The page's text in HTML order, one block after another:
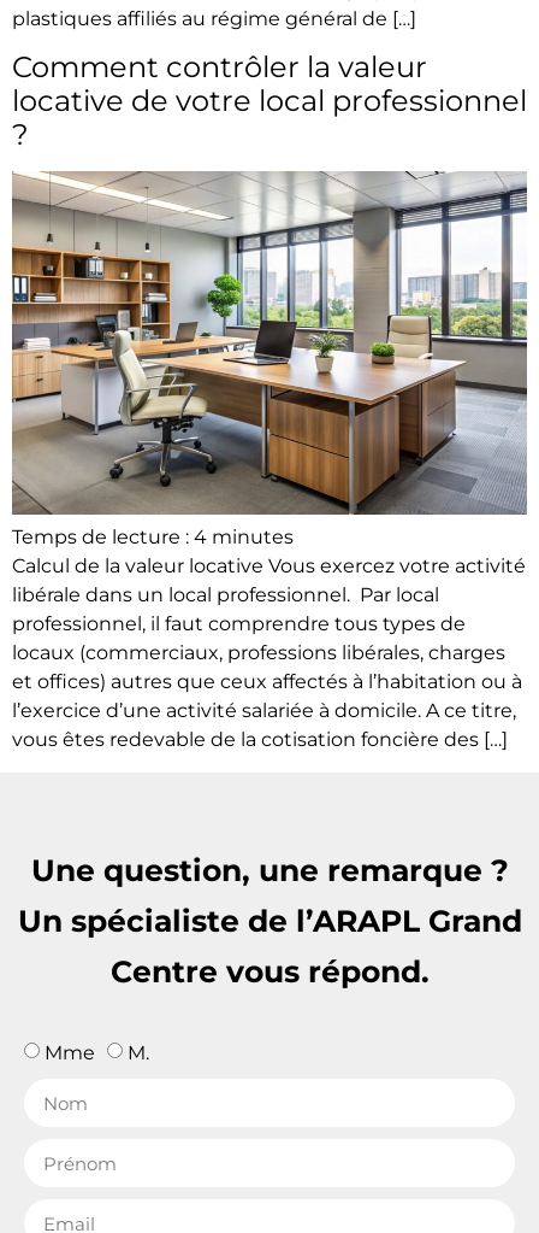
plastiques affiliés au régime général de […]
Comment contrôler la valeur
locative de votre local professionnel
?
Temps de lecture : 4 minutes
Calcul de la valeur locative Vous exercez votre activité
libérale dans un local professionnel. Par local
professionnel, il faut comprendre tous types de
locaux (commerciaux, professions libérales, charges
et offices) autres que ceux affectés à l’habitation ou à
l’exercice d’une activité salariée à domicile. A ce titre,
vous êtes redevable de la cotisation foncière des […]
Une question, une remarque ?
Un spécialiste de l’ARAPL Grand
Centre vous répond.
Mme M.